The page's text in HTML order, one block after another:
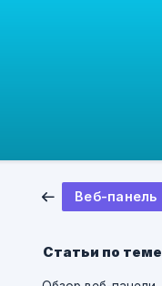
Веб-панель
Статьи по теме